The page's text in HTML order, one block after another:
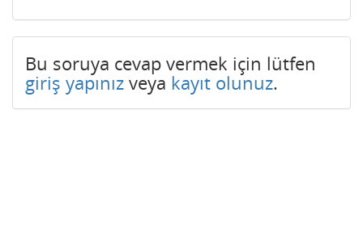
Bu soruya cevap vermek için lütfen
giriş yapınız veya kayıt olunuz.